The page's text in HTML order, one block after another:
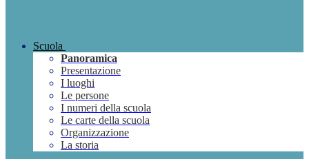
Scuola
Panoramica
Presentazione
I luoghi
Le persone
I numeri della scuola
Le carte della scuola
Organizzazione
La storia